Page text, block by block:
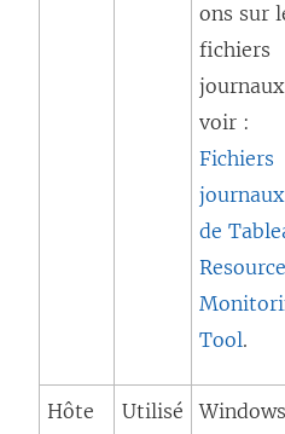
ons sur
fichiers
voir :
Fichiers
journaux
de
Resource
Tool.
Hôte
Utilisé